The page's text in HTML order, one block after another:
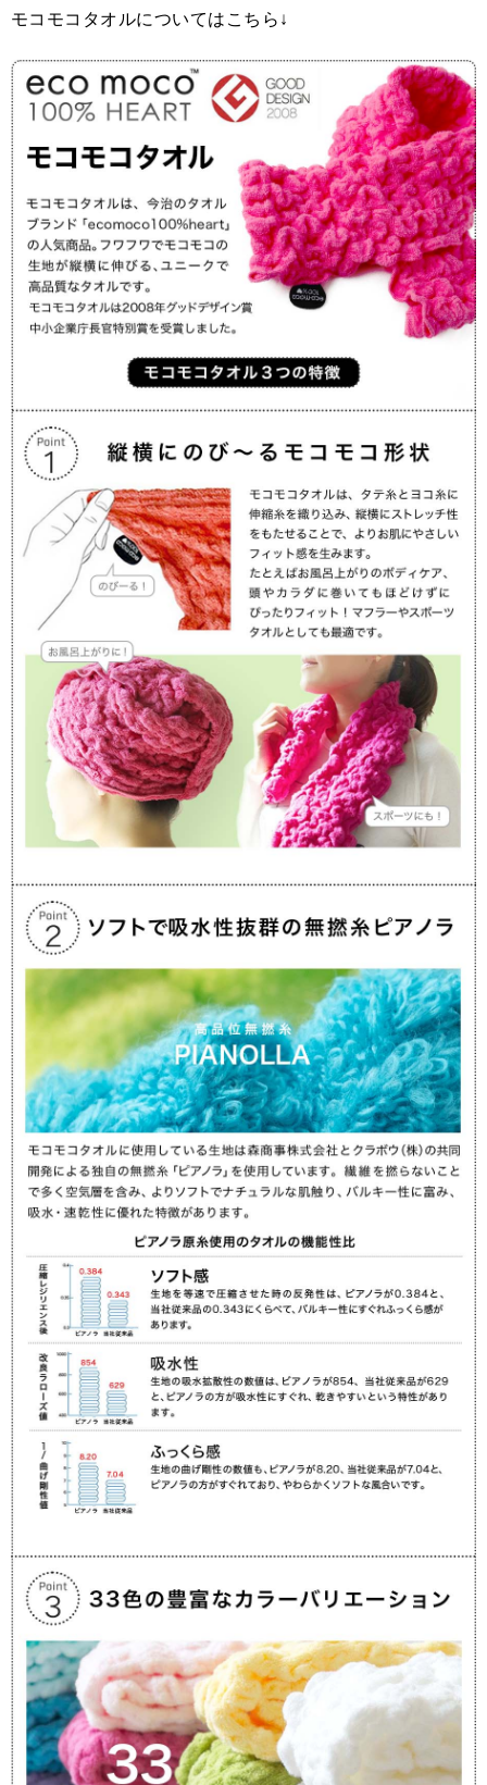
モコモコタオルについてはこちら↓